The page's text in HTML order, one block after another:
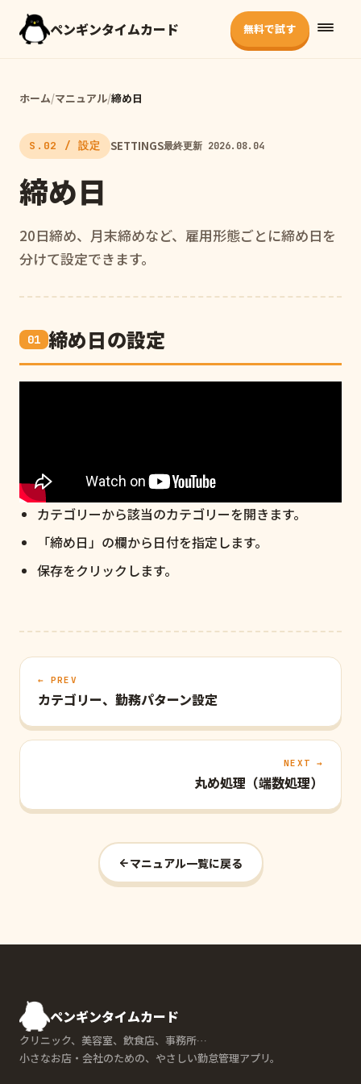
ペンギンタイムカード 無料で試す
ホーム/マニュアル/締め日
S.02 / 設定 SETTINGS最終更新 2026.08.04
締め日
20日締め、月末締めなど、雇用形態ごとに締め日を
分けて設定できます。
締め日の設定
カテゴリーから該当のカテゴリーを開きます。
「締め日」の欄から日付を指定します。
保存をクリックします。
← PREV
カテゴリー、勤務パターン設定
NEXT →
丸め処理（端数処理）
マニュアル一覧に戻る
ペンギンタイムカード
クリニック、美容室、飲食店、事務所…
小さなお店・会社のための、やさしい勤怠管理アプリ。